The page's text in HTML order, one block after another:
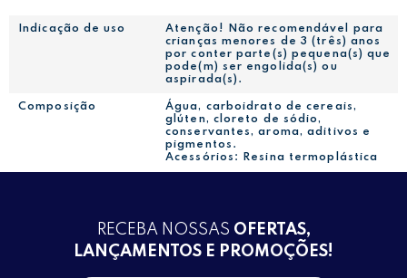
Indicação de uso
Atenção! Não recomendável para
crianças menores de 3 (três) anos
por conter parte(s) pequena(s) que
pode(m) ser engolida(s) ou
aspirada(s).
Composição
Água, carboidrato de cereais,
glúten, cloreto de sódio,
conservantes, aroma, aditivos e
pigmentos.
Acessórios: Resina termoplástica
RECEBA NOSSAS OFERTAS,
LANÇAMENTOS E PROMOÇÕES!